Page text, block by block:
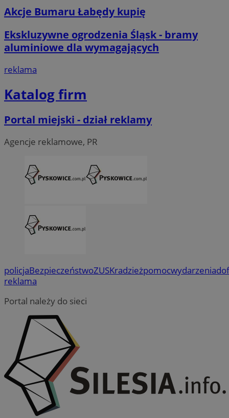
Akcje Bumaru Łabędy kupię
Ekskluzywne ogrodzenia Śląsk - bramy
aluminiowe dla wymagających
reklama
Katalog firm
Portal miejski - dział reklamy
Agencje reklamowe, PR
policjaBezpieczeństwoZUSKradzieżpomocwydarzenia
reklama
Portal należy do sieci